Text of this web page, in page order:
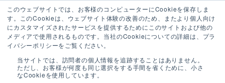
このウェブサイトでは、お客様のコンピューターにCookieを保存しま
す。このCookieは、ウェブサイト体験の改善のため、またより個人向け
にカスタマイズされたサービスを提供するためにこのサイトおよび他の
メディアで使用されるものです。当社のCookieについての詳細は、プラ
イバシーポリシーをご覧ください。
当サイトでは、訪問者の個人情報を追跡することはありません。
ただし、お客様が何度も同じ選択をする手間を省くために、小さ
なCookieを使用しています。